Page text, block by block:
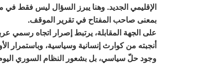
الإقليمي الجديد. وهنا يبرز السؤال ليس فقط في
بمعنى صاحب المفتاح في تقرير الموقف.
على الجهة المقابلة، يرتبط إصرار اتجاه رسمي
أنجبته من كوارث إنسانية وسياسية، وباستمرار
وجود حلّ سياسي، بل بشعور النظام السوري اليوم